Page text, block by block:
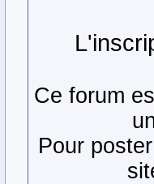
Ce forum
Pour